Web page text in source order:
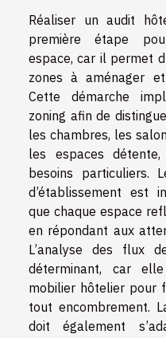
Réaliser un audit
première étape
espace, car il permet
zones à aménager
Cette démarche
zoning afin de
les chambres, les
les espaces
besoins particuliers.
d’établissement est
que chaque espace
en répondant aux
L’analyse des flux
déterminant, car
mobilier hôtelier pour
tout encombrement.
doit également